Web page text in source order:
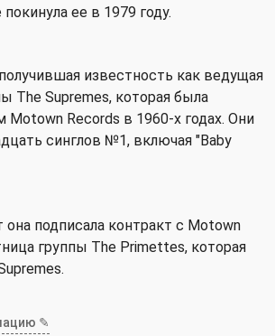
ее в 1979 году.
известность как ведущая
The Supremes, которая была
Records в 1960-х годах. Они
синглов №1, включая "Baby
подписала контракт с Motown
группы The Primettes, которая
✎